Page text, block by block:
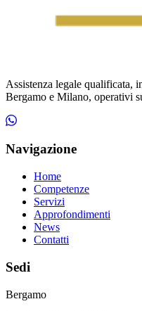
Assistenza legale qualificata,
Bergamo e Milano, operativi
Navigazione
Home
Competenze
Servizi
Approfondimenti
News
Contatti
Sedi
Bergamo